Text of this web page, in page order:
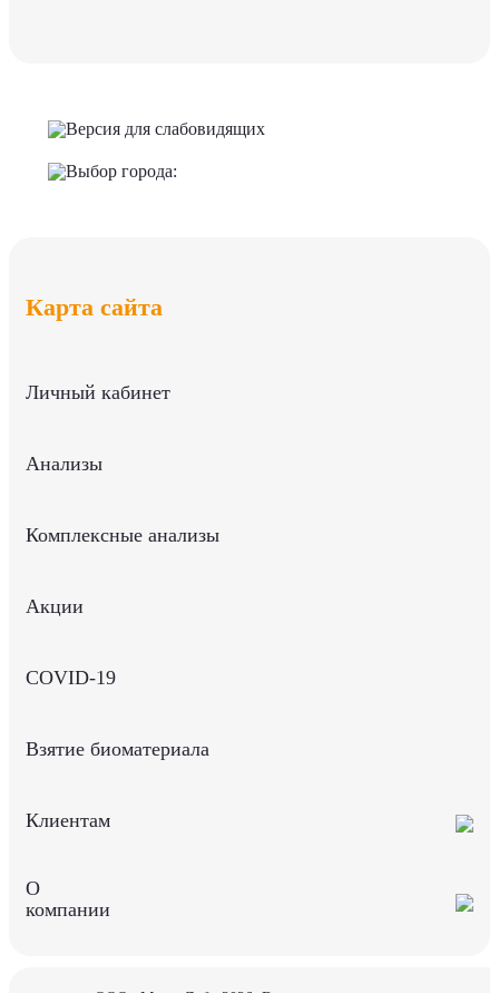
Версия для слабовидящих
Выбор города:
Карта сайта
Личный кабинет
Анализы
Комплексные анализы
Акции
COVID-19
Взятие биоматериала
Клиентам
О
компании